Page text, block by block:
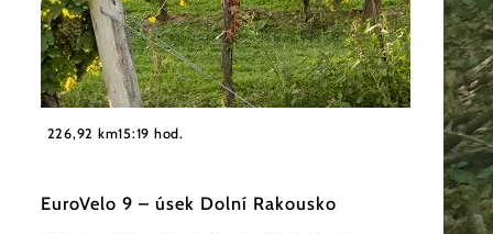
226,92 km15:19 hod.
EuroVelo 9 – úsek Dolní Rakousko